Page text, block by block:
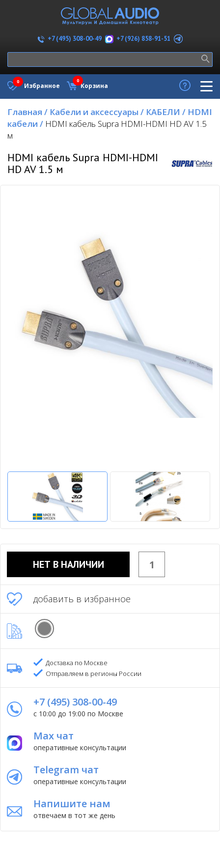
+7 (495) 308-00-49 +7 (926) 858-91-51
Избранное
0
Корзина
0
Главная / Кабели и аксессуары / КАБЕЛИ / HDMI
кабели / HDMI кабель Supra HDMI-HDMI HD AV 1.5
м
HDMI кабель Supra HDMI-HDMI
HD AV 1.5 м
НЕТ В НАЛИЧИИ
добавить в избранное
Доставка по Москве
Отправляем в регионы России
+7 (495) 308-00-49
с 10:00 до 19:00 по Москве
Max чат
оперативные консультации
Telegram чат
оперативные консультации
Напишите нам
отвечаем в тот же день